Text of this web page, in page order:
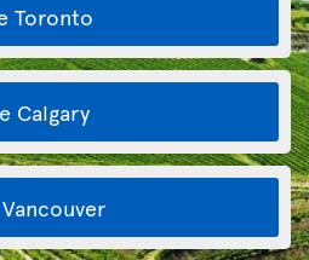
Toronto
Calgary